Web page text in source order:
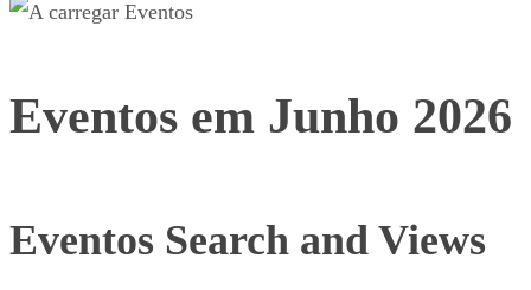
Eventos em Junho 2026
Eventos Search and Views